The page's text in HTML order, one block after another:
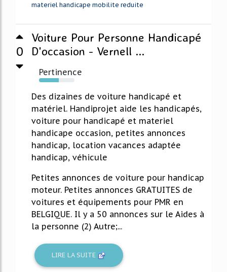
materiel handicape mobilite reduite
0
Voiture Pour Personne Handicapé
D'occasion - Vernell ...
Pertinence
56%
Des dizaines de voiture handicapé et
matériel. Handiprojet aide les handicapés,
voiture pour handicapé et materiel
handicape occasion, petites annonces
handicap, location vacances adaptée
handicap, véhicule
Petites annonces de voiture pour handicap
moteur. Petites annonces GRATUITES de
voitures et équipements pour PMR en
BELGIQUE. Il y a 50 annonces sur le Aides à
la personne (2) Autre;...
LIRE LA SUITE